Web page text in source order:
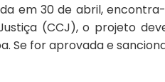
em 30 de abril,encontra-
(CCJ),o projeto
. Se for aprovadae